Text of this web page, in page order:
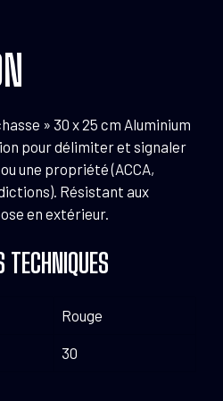
» 30 x 25 cm Aluminium
pour délimiter et signaler
une propriété (ACCA,
Résistant aux
en extérieur.
TECHNIQUES
Rouge
30